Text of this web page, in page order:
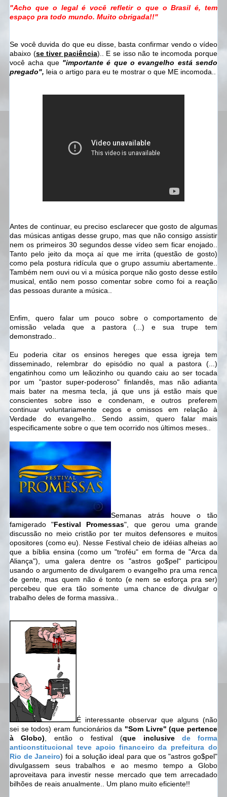
"Acho que o legal é você refletir o que o Brasil é, tem
espaço pra todo mundo. Muito obrigada!!"
Se você duvida do que eu disse, basta confirmar vendo o vídeo
abaixo (se tiver paciência).. E se isso não te incomoda porque
você acha que "importante é que o evangelho está sendo
pregado", leia o artigo para eu te mostrar o que ME incomoda..
Antes de continuar, eu preciso esclarecer que gosto de algumas
das músicas antigas desse grupo, mas que não consigo assistir
nem os primeiros 30 segundos desse vídeo sem ficar enojado..
Tanto pelo jeito da moça aí que me irrita (questão de gosto)
como pela postura ridícula que o grupo assumiu abertamente..
Também nem ouvi ou vi a música porque não gosto desse estilo
musical, então nem posso comentar sobre como foi a reação
das pessoas durante a música..
Enfim, quero falar um pouco sobre o comportamento de
omissão velada que a pastora (...) e sua trupe tem
demonstrado..
Eu poderia citar os ensinos hereges que essa igreja tem
disseminado, relembrar do episódio no qual a pastora (...)
engatinhou como um leãozinho ou quando caiu ao ser tocada
por um "pastor super-poderoso" finlandês, mas não adianta
mais bater na mesma tecla, já que uns já estão mais que
conscientes sobre isso e condenam, e outros preferem
continuar voluntariamente cegos e omissos em relação à
Verdade do evangelho.. Sendo assim, quero falar mais
especificamente sobre o que tem ocorrido nos últimos meses..
Semanas atrás houve o tão
famigerado "Festival Promessas", que gerou uma grande
discussão no meio cristão por ter muitos defensores e muitos
opositores (como eu). Nesse Festival cheio de idéias alheias ao
que a bíblia ensina (como um "troféu" em forma de "Arca da
Aliança"), uma galera dentre os "astros go$pel" participou
usando o argumento de divulgarem o evangelho pra uma renca
de gente, mas quem não é tonto (e nem se esforça pra ser)
percebeu que era tão somente uma chance de divulgar o
trabalho deles de forma massiva..
É interessante observar que alguns (não
sei se todos) eram funcionários da "Som Livre" (que pertence
à Globo) , então o festival (que inclusive de forma
anticonstitucional teve apoio financeiro da prefeitura do
Rio de Janeiro) foi a solução ideal para que os "astros go$pel"
divulgassem seus trabalhos e ao mesmo tempo a Globo
aproveitava para investir nesse mercado que tem arrecadado
bilhões de reais anualmente.. Um plano muito eficiente!!